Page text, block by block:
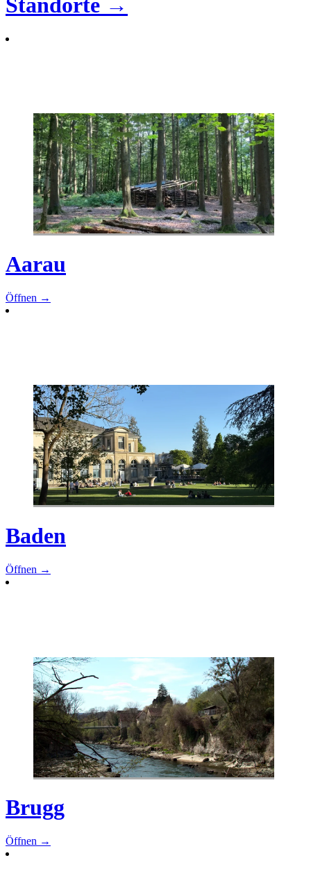
Aarau
Öffnen →
Baden
Öffnen →
Brugg
Öffnen →